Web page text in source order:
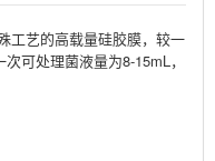
工艺的高载量硅胶膜，较一
可处理菌液量为8-15mL，